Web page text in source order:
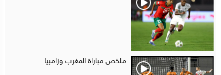
ملخص مباراة المغرب وزامبيا